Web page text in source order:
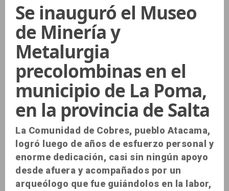
Se inauguró el Museo
de Minería y
Metalurgia
precolombinas en el
municipio de La Poma,
en la provincia de Salta
La Comunidad de Cobres, pueblo Atacama,
logró luego de años de esfuerzo personal y
enorme dedicación, casi sin ningún apoyo
desde afuera y acompañados por un
arqueólogo que fue guiándolos en la labor,